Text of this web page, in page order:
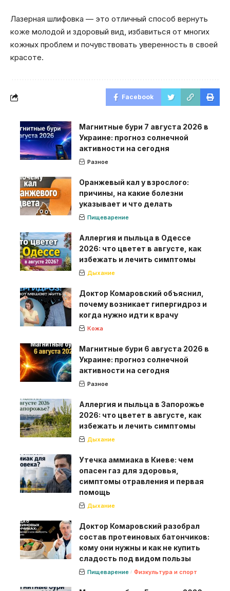
Лазерная шлифовка — это отличный способ вернуть
коже молодой и здоровый вид, избавиться от многих
кожных проблем и почувствовать уверенность в своей
красоте.
Facebook
Магнитные бури 7 августа 2026 в
Украине: прогноз солнечной
активности на сегодня
Разное
Оранжевый кал у взрослого:
причины, на какие болезни
указывает и что делать
Пищеварение
Аллергия и пыльца в Одессе
2026: что цветет в августе, как
избежать и лечить симптомы
Дыхание
Доктор Комаровский объяснил,
почему возникает гипергидроз и
когда нужно идти к врачу
Кожа
Магнитные бури 6 августа 2026 в
Украине: прогноз солнечной
активности на сегодня
Разное
Аллергия и пыльца в Запорожье
2026: что цветет в августе, как
избежать и лечить симптомы
Дыхание
Утечка аммиака в Киеве: чем
опасен газ для здоровья,
симптомы отравления и первая
помощь
Дыхание
Доктор Комаровский разобрал
состав протеиновых батончиков:
кому они нужны и как не купить
сладость под видом пользы
Пищеварение Физкультура и спорт